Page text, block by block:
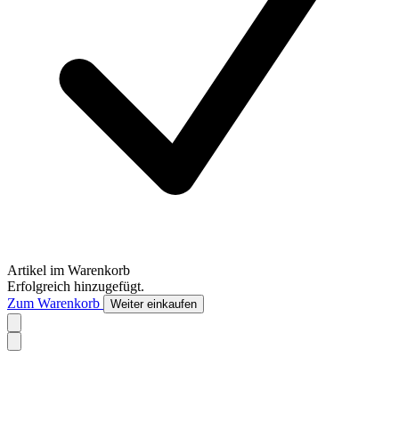
Artikel im Warenkorb
Erfolgreich hinzugefügt.
Zum Warenkorb
Weiter einkaufen